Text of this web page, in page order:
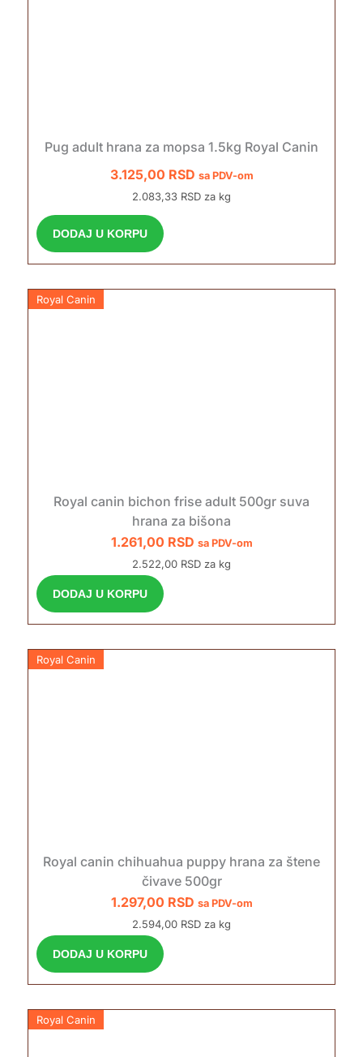
Pug adult hrana za mopsa 1.5kg Royal Canin
3.125,00 RSD sa PDV-om
2.083,33 RSD za kg
DODAJ U KORPU
Royal Canin
Royal canin bichon frise adult 500gr suva
hrana za bišona
1.261,00 RSD sa PDV-om
2.522,00 RSD za kg
DODAJ U KORPU
Royal Canin
Royal canin chihuahua puppy hrana za štene
čivave 500gr
1.297,00 RSD sa PDV-om
2.594,00 RSD za kg
DODAJ U KORPU
Royal Canin